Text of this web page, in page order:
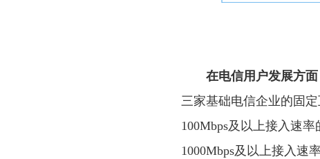
在电信用户发展方面
三家基础电信企业的固
100Mbps及以上接入速
1000Mbps及以上接入速